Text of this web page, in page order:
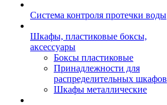
Система контроля протечки воды
Шкафы, пластиковые боксы,
аксессуары
Боксы пластиковые
Принадлежности для
распределительных шкафов
Шкафы металлические